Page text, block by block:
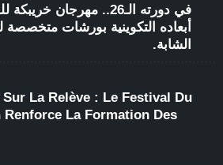
في دورته الـ26.. مهرجان
أبعاده التكوينية بورشات
الشابة.
La Relève : Le Festival Du
La Formation Des